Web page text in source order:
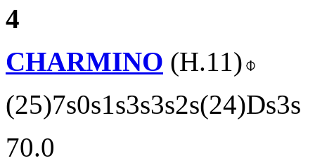
4
CHARMINO (H.11)
(25)7s0s1s3s3s2s(24)Ds3s
70.0